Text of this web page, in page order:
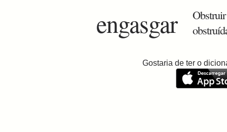
engasgar
Gostaria de ter o